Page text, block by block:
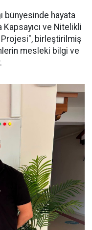
bünyesinde hayata
ve Nitelikli
birleştirilmiş
mesleki bilgi ve